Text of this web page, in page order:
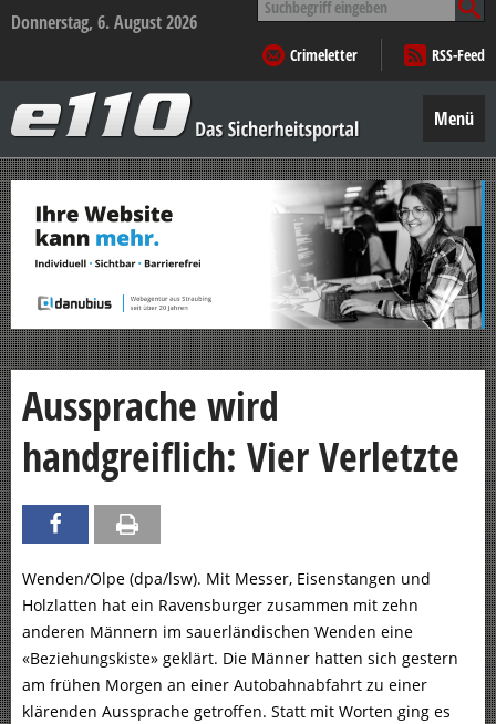
Donnerstag, 6. August 2026
nach:
Crimeletter
RSS-Feed
–
Das
Sicherheitsportal
Menü
Zum
Inhalt
springen
Aussprache wird
handgreiflich: Vier Verletzte
Wenden/Olpe (dpa/lsw). Mit Messer, Eisenstangen und
Holzlatten hat ein Ravensburger zusammen mit zehn
anderen Männern im sauerländischen Wenden eine
«Beziehungskiste» geklärt. Die Männer hatten sich gestern
am frühen Morgen an einer Autobahnabfahrt zu einer
klärenden Aussprache getroffen. Statt mit Worten ging es